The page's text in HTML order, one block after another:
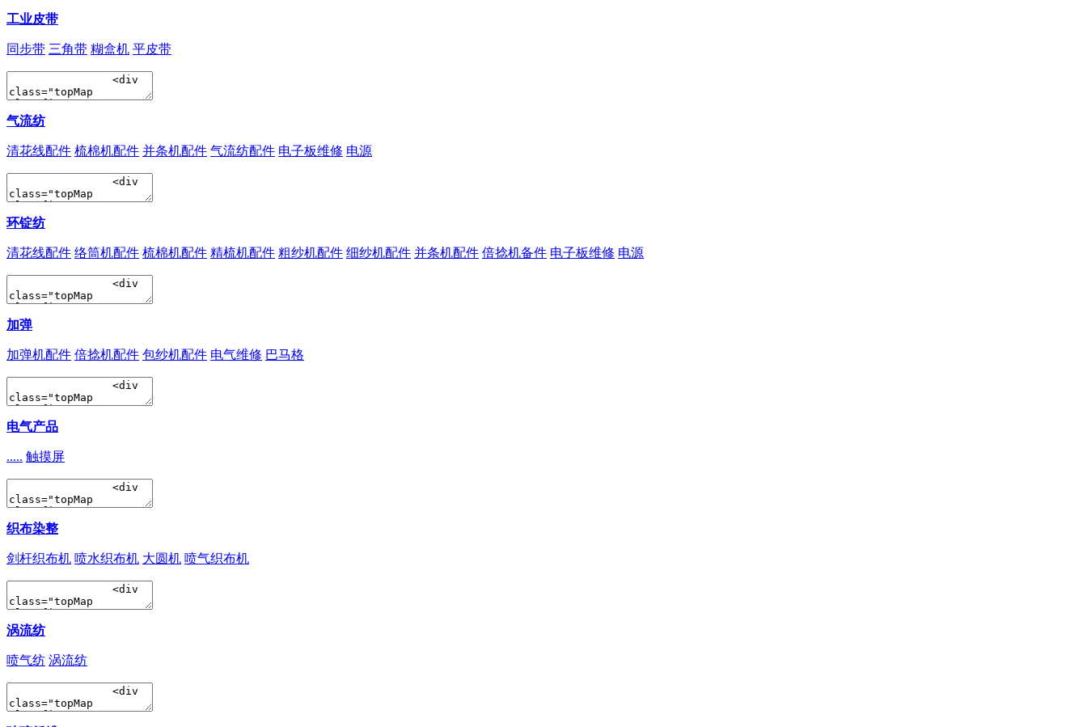
工业皮带
同步带 三角带 糊盒机 平皮带
气流纺
清花线配件 梳棉机配件 并条机配件 气流纺配件 电子板维修 电源
环锭纺
清花线配件 络筒机配件 梳棉机配件 精梳机配件 粗纱机配件 细纱机配件 并条机配件 倍捻机备件 电子板维修 电源
加弹
加弹机配件 倍捻机配件 包纱机配件 电气维修 巴马格
电气产品
..... 触摸屏
织布染整
剑杆织布机 喷水织布机 大圆机 喷气织布机
涡流纺
喷气纺 涡流纺